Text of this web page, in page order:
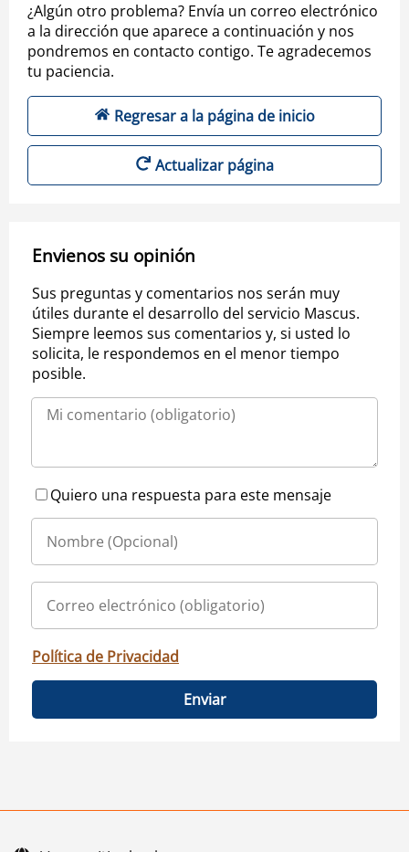
¿Algún otro problema? Envía un correo electrónico
a la dirección que aparece a continuación y nos
pondremos en contacto contigo. Te agradecemos
tu paciencia.
Regresar a la página de inicio
Actualizar página
Envienos su opinión
Sus preguntas y comentarios nos serán muy
útiles durante el desarrollo del servicio Mascus.
Siempre leemos sus comentarios y, si usted lo
solicita, le respondemos en el menor tiempo
posible.
Quiero una respuesta para este mensaje
Política de Privacidad
Enviar